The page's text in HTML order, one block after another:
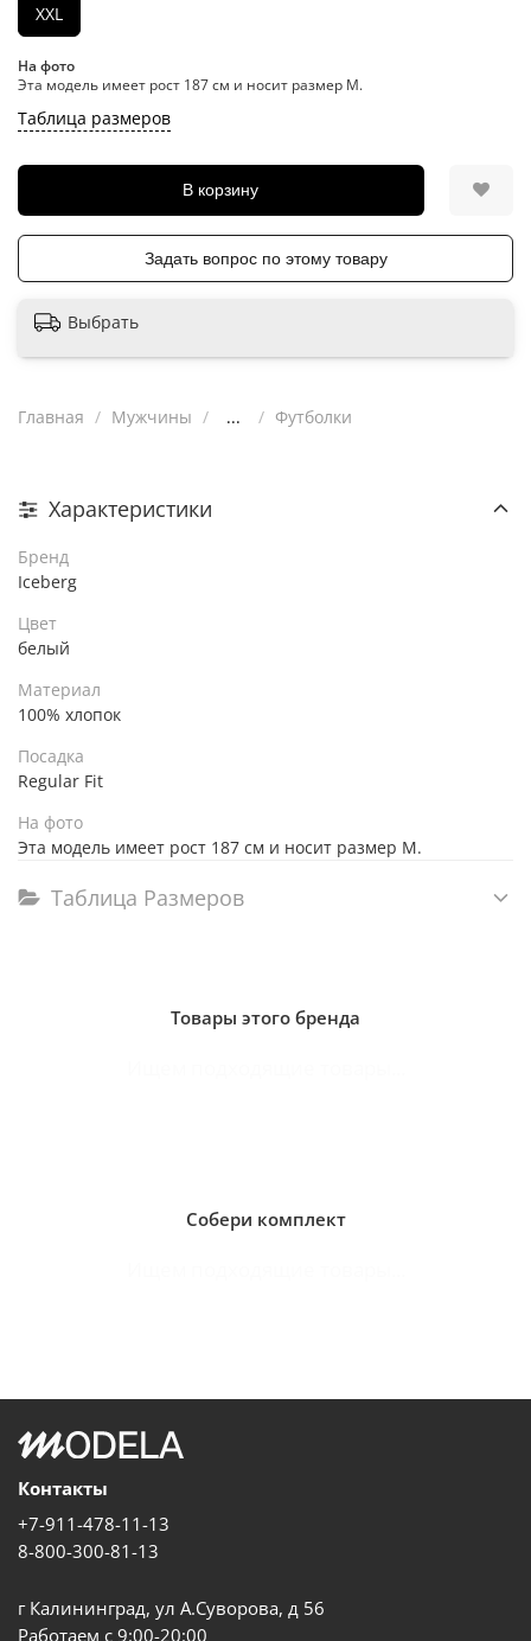
Таблица размеров
В корзину
XXL
На фото
Эта модель имеет рост 187 см и носит размер M.
Задать вопрос по этому товару
Выбрать
Главная Мужчины ... Футболки
Характеристики
Бренд
Iceberg
Цвет
белый
Материал
100% хлопок
Посадка
Regular Fit
На фото
Эта модель имеет рост 187 см и носит размер M.
Таблица Размеров
Товары этого бренда
Собери комплект
Контакты
+7-911-478-11-13
8-800-300-81-13
г Калининград, ул А.Суворова, д 56
Работаем с 9:00-20:00